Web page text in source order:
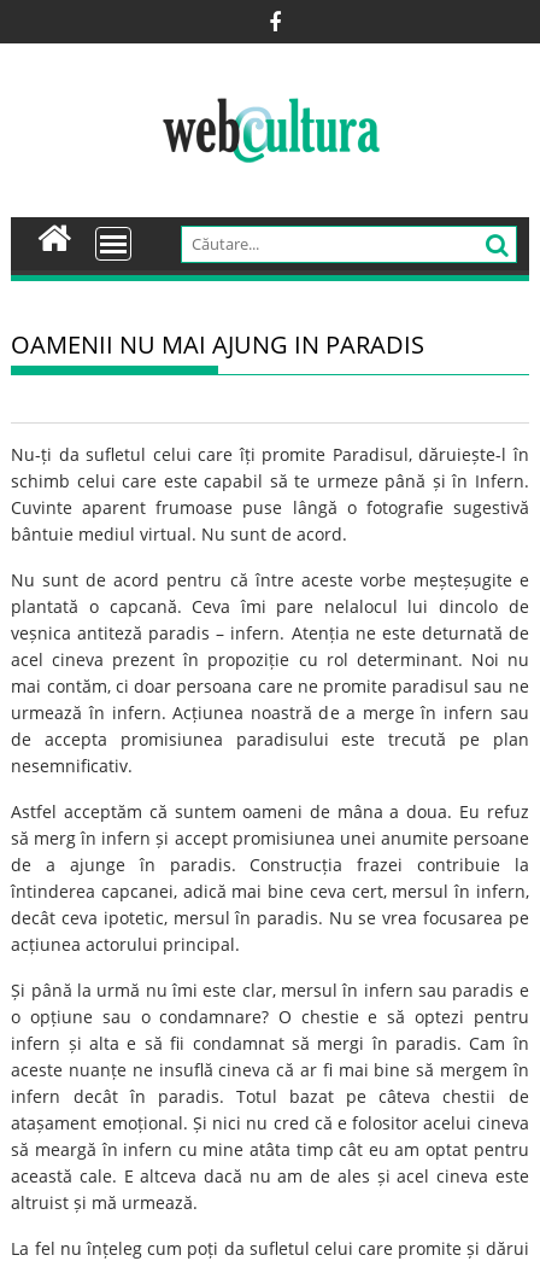
to
OAMENII NU MAI AJUNG IN PARADIS
Nu-ți da sufletul celui care îți promite Paradisul, dăruiește-l în
schimb celui care este capabil să te urmeze până și în Infern.
Cuvinte aparent frumoase puse lângă o fotografie sugestivă
bântuie mediul virtual. Nu sunt de acord.
Nu sunt de acord pentru că între aceste vorbe meșteșugite e
plantată o capcană. Ceva îmi pare nelalocul lui dincolo de
veșnica antiteză paradis – infern. Atenția ne este deturnată de
acel cineva prezent în propoziție cu rol determinant. Noi nu
mai contăm, ci doar persoana care ne promite paradisul sau ne
urmează în infern. Acțiunea noastră de a merge în infern sau
de accepta promisiunea paradisului este trecută pe plan
nesemnificativ.
Astfel acceptăm că suntem oameni de mâna a doua. Eu refuz
să merg în infern și accept promisiunea unei anumite persoane
de a ajunge în paradis. Construcția frazei contribuie la
întinderea capcanei, adică mai bine ceva cert, mersul în infern,
decât ceva ipotetic, mersul în paradis. Nu se vrea focusarea pe
acțiunea actorului principal.
Și până la urmă nu îmi este clar, mersul în infern sau paradis e
o opțiune sau o condamnare? O chestie e să optezi pentru
infern și alta e să fii condamnat să mergi în paradis. Cam în
aceste nuanțe ne insuflă cineva că ar fi mai bine să mergem în
infern decât în paradis. Totul bazat pe câteva chestii de
atașament emoțional. Și nici nu cred că e folositor acelui cineva
să meargă în infern cu mine atâta timp cât eu am optat pentru
această cale. E altceva dacă nu am de ales și acel cineva este
altruist și mă urmează.
La fel nu înțeleg cum poți da sufletul celui care promite și dărui